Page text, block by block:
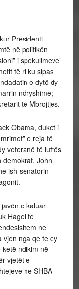
Presidenti
në politikën
i spekulimeve’
të ri ku sipas
e dytë dy
ndryshime;
të Mbrojtjes.
Obama, duket i
e reja të
veteranë të luftës
demokrat, John
ish-senatorin
e kaluar
Hagel te
ne
vjen nga qe te dy
ketë ndikim në
vjetët e
ne SHBA.